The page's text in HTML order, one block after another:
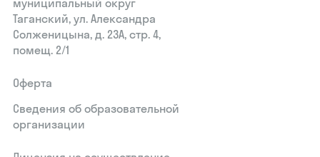
муниципальный округ
Таганский, ул. Александра
Солженицына, д. 23А, стр. 4,
помещ. 2/1
Оферта
Сведения об образовательной
организации